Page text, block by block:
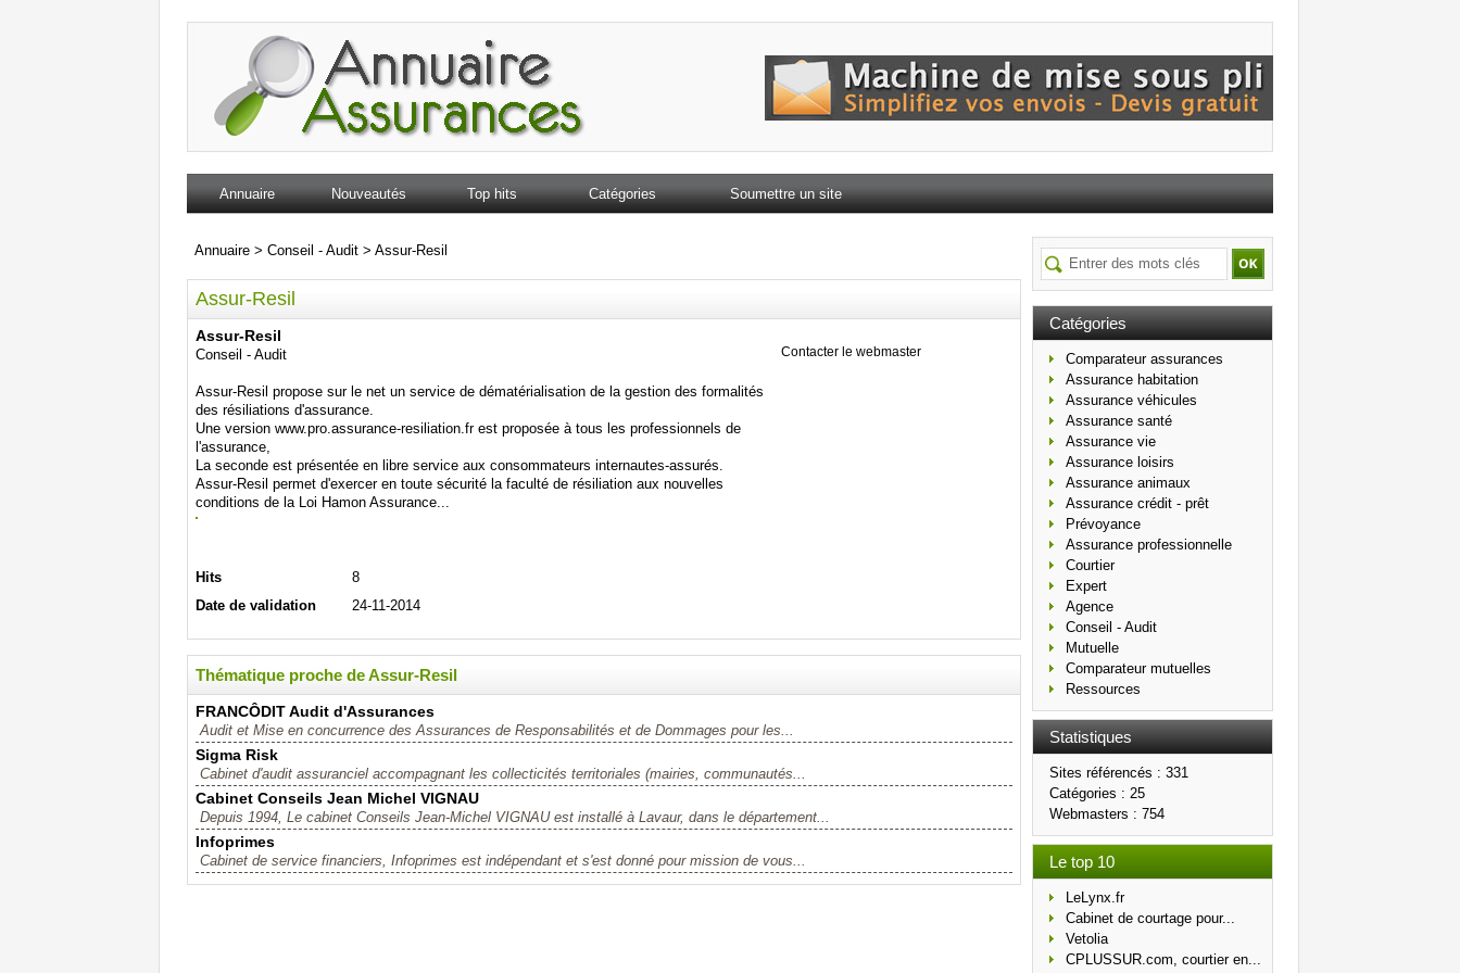
Annuaire Nouveautés Top hits Catégories Soumettre un site
Catégories
Comparateur assurances
Assurance habitation
Assurance véhicules
Assurance santé
Assurance vie
Assurance loisirs
Assurance animaux
Assurance crédit - prêt
Prévoyance
Assurance professionnelle
Courtier
Expert
Agence
Conseil - Audit
Mutuelle
Comparateur mutuelles
Ressources
Statistiques
Sites référencés : 331
Catégories : 25
Webmasters : 754
Le top 10
LeLynx.fr
Cabinet de courtage pour...
Vetolia
CPLUSSUR.com, courtier en...
Annuaire > Conseil - Audit > Assur-Resil
Assur-Resil
Assur-Resil
Conseil - Audit
Assur-Resil propose sur le net un service de dématérialisation de la gestion des formalités
des résiliations d'assurance.
Une version www.pro.assurance-resiliation.fr est proposée à tous les professionnels de
l'assurance,
La seconde est présentée en libre service aux consommateurs internautes-assurés.
Assur-Resil permet d'exercer en toute sécurité la faculté de résiliation aux nouvelles
conditions de la Loi Hamon Assurance...
Hits
8
Date de validation
24-11-2014
Contacter le webmaster
Thématique proche de Assur-Resil
FRANCÔDIT Audit d'Assurances
Audit et Mise en concurrence des Assurances de Responsabilités et de Dommages pour les...
Sigma Risk
Cabinet d'audit assuranciel accompagnant les collecticités territoriales (mairies, communautés...
Cabinet Conseils Jean Michel VIGNAU
Depuis 1994, Le cabinet Conseils Jean-Michel VIGNAU est installé à Lavaur, dans le département...
Infoprimes
Cabinet de service financiers, Infoprimes est indépendant et s'est donné pour mission de vous...